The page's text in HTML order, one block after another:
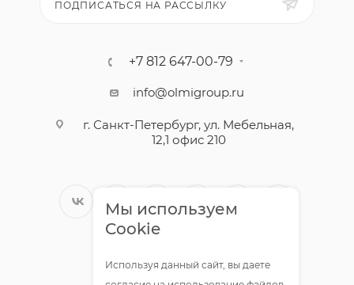
ПОДПИСАТЬСЯ НА РАССЫЛКУ
+7 812 647-00-79
info@olmigroup.ru
г. Санкт-Петербург, ул. Мебельная,
12,1 офис 210
Мы используем
Cookie
Используя данный сайт, вы даете